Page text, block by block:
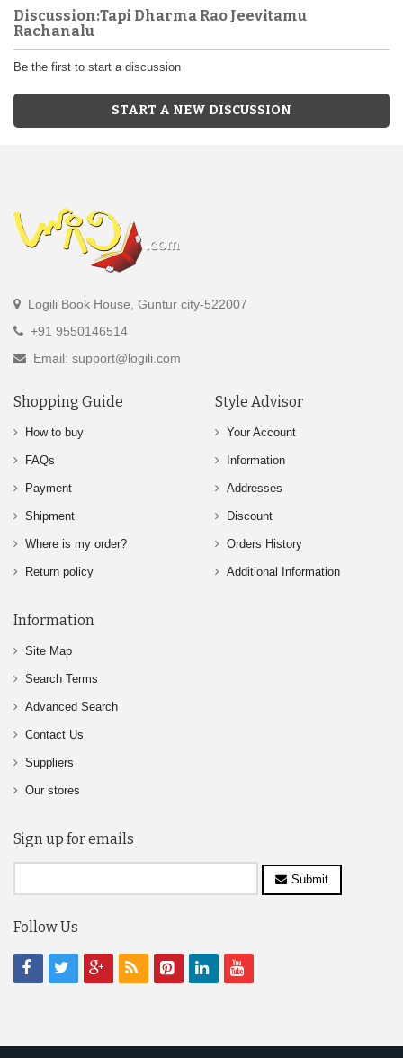
Discussion:Tapi Dharma Rao Jeevitamu
Rachanalu
Be the first to start a discussion
START A NEW DISCUSSION
Logili Book House, Guntur city-522007
+91 9550146514
Email: support@logili.com
Shopping Guide
How to buy
FAQs
Payment
Shipment
Where is my order?
Return policy
Style Advisor
Your Account
Information
Addresses
Discount
Orders History
Additional Information
Information
Site Map
Search Terms
Advanced Search
Contact Us
Suppliers
Our stores
Sign up for emails
Submit
Follow Us